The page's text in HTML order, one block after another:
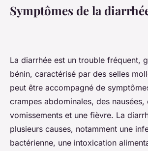
Symptômes de la
La diarrhée est un trouble fréquent,
bénin, caractérisé par des selles
peut être accompagné de
crampes abdominales, des nausées,
vomissements et une fièvre. La
plusieurs causes, notamment une
bactérienne, une intoxication